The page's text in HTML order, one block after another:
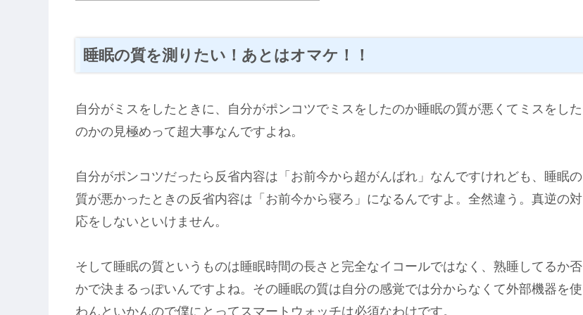
睡眠の質を測りたい！あとはオマケ！！
自分がミスをしたときに、自分がポンコツでミスをしたのか睡眠の質が悪くてミスをした
のかの見極めって超大事なんですよね。
自分がポンコツだったら反省内容は「お前今から超がんばれ」なんですけれども、睡眠の
質が悪かったときの反省内容は「お前今から寝ろ」になるんですよ。全然違う。真逆の対
応をしないといけません。
そして睡眠の質というものは睡眠時間の長さと完全なイコールではなく、熟睡してるか否
かで決まるっぽいんですよね。その睡眠の質は自分の感覚では分からなくて外部機器を使
わんといかんので僕にとってスマートウォッチは必須なわけです。